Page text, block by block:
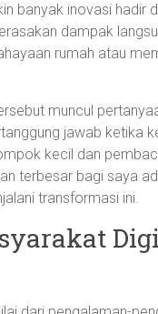
banyak inovasi
dampak
rumah atau
muncul
jawab ketika
kecil dan
terbesar bagi saya
transformasi ini.